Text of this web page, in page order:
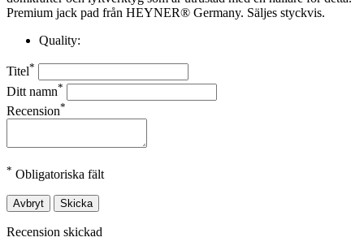
Premium jack pad från HEYNER® Germany. Säljes styckvis.
Quality:
Titel*
Ditt namn*
Recension*
* Obligatoriska fält
Avbryt Skicka
Recension skickad